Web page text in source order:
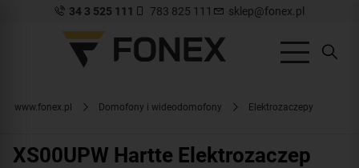
34 3 525 111 783 825 111 sklep@fonex.pl
www.fonex.pl Domofony i wideodomofony Elektrozaczepy
XS00UPW Hartte Elektrozaczep